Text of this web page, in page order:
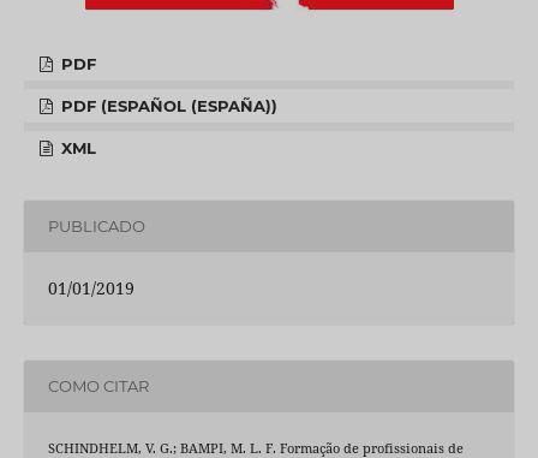
PDF
PDF (ESPAÑOL (ESPAÑA))
XML
PUBLICADO
01/01/2019
COMO CITAR
SCHINDHELM, V. G.; BAMPI, M. L. F. Formação de profissionais de